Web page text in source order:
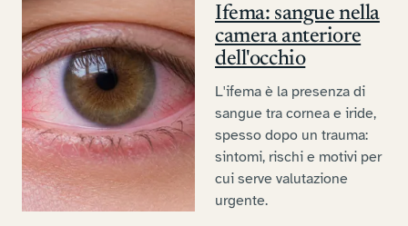
Ifema: sangue nella
camera anteriore
dell'occhio
L'ifema è la presenza di
sangue tra cornea e iride,
spesso dopo un trauma:
sintomi, rischi e motivi per
cui serve valutazione
urgente.